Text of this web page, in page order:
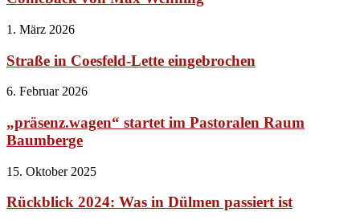
1. März 2026
Straße in Coesfeld-Lette eingebrochen
6. Februar 2026
„präsenz.wagen“ startet im Pastoralen Raum
Baumberge
15. Oktober 2025
Rückblick 2024: Was in Dülmen passiert ist